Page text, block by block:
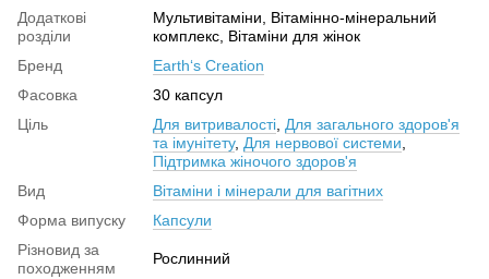
Додаткові
розділи
Мультивітаміни, Вітамінно-мінеральний
комплекс, Вітаміни для жінок
Бренд
Earth‘s Creation
Фасовка
30 капсул
Ціль
Для витривалості, Для загального здоров'я
та імунітету, Для нервової системи,
Підтримка жіночого здоров'я
Вид
Вітаміни і мінерали для вагітних
Форма випуску
Капсули
Різновид за
походженням
Рослинний